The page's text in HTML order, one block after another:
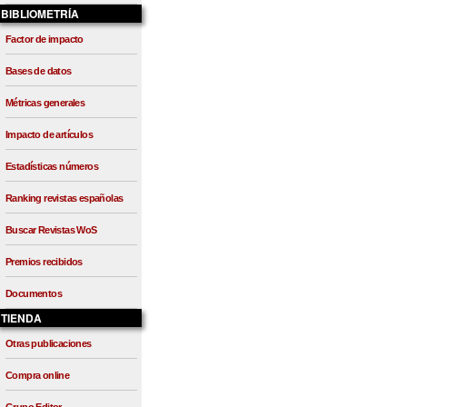
BIBLIOMETRÍA
Factor de impacto
Bases de datos
Métricas generales
Impacto de artículos
Estadísticas números
Ranking revistas españolas
Buscar Revistas WoS
Premios recibidos
Documentos
TIENDA
Otras publicaciones
Compra online